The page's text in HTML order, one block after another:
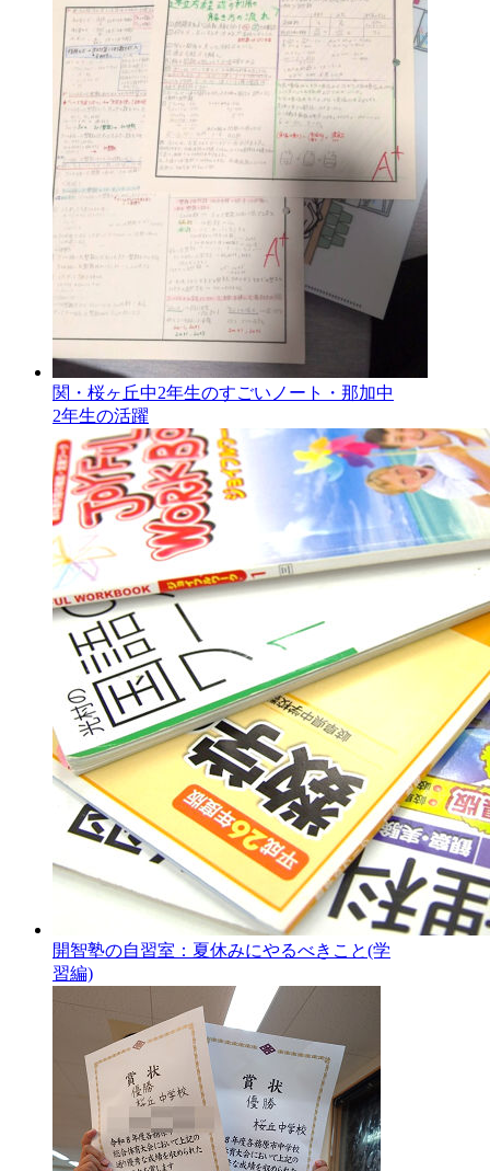
関・桜ヶ丘中2年生のすごいノート・那加中
2年生の活躍
開智塾の自習室：夏休みにやるべきこと(学
習編)